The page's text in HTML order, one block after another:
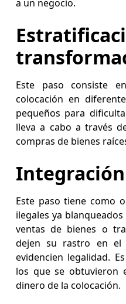
a un negocio.
Este paso consiste
colocación en
pequeños para
lleva a cabo a través
compras de bienes
Integración
Este paso tiene como
ilegales ya
ventas de bienes o
dejen su rastro en el
evidencien legalidad.
los que se obtuvieron
dinero de la colocación.